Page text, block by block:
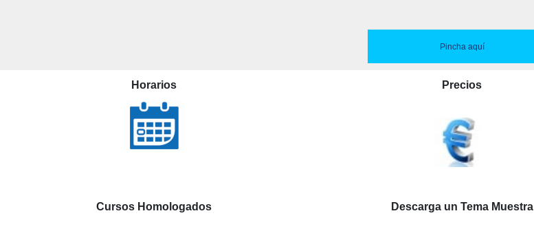
Pincha aquí
Horarios Precios
Cursos Homologados Descarga un Tema Muestra